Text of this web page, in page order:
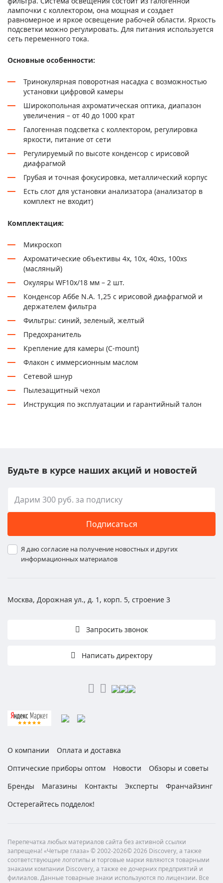
лампочки с коллектором, она мощная и создает
равномерное и яркое освещение рабочей области. Яркость
подсветки можно регулировать. Для питания используется
сеть переменного тока.
Основные особенности:
Тринокулярная поворотная насадка с возможностью
установки цифровой камеры
Широкопольная ахроматическая оптика, диапазон
увеличения – от 40 до 1000 крат
Галогенная подсветка с коллектором, регулировка
яркости, питание от сети
Регулируемый по высоте конденсор с ирисовой
диафрагмой
Грубая и точная фокусировка, металлический корпус
Есть слот для установки анализатора (анализатор в
комплект не входит)
Комплектация:
Микроскоп
Ахроматические объективы 4х, 10х, 40xs, 100хs
(масляный)
Окуляры WF10x/18 мм – 2 шт.
Конденсор Аббе N.A. 1,25 с ирисовой диафрагмой и
держателем фильтра
Фильтры: синий, зеленый, желтый
Предохранитель
Крепление для камеры (C-mount)
Флакон с иммерсионным маслом
Сетевой шнур
Пылезащитный чехол
Инструкция по эксплуатации и гарантийный талон
Будьте в курсе наших акций и новостей
Подписаться
Я даю согласие на получение новостных и других
информационных материалов
Москва, Дорожная ул., д. 1, корп. 5, строение 3
Запросить звонок
Написать директору
О компании
Оплата и доставка
Оптические приборы оптом
Новости
Обзоры и советы
Бренды
Магазины Контакты Эксперты
Франчайзинг
Остерегайтесь подделок!
Перепечатка любых материалов сайта без активной ссылки
запрещена! «Четыре глаза» © 2002-2026© 2026 Discovery, а также
соответствующие логотипы и торговые марки являются товарными
знаками компании Discovery, а также ее дочерних предприятий и
филиалов. Данные товарные знаки используются по лицензии. Все